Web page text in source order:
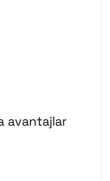
avantajlar